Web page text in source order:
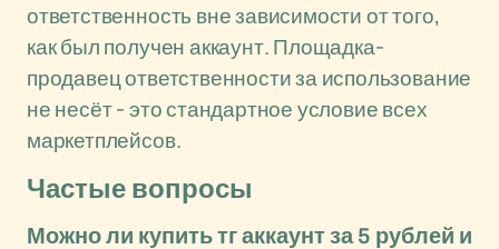
ответственность вне зависимости от того,
как был получен аккаунт. Площадка-
продавец ответственности за использование
не несёт - это стандартное условие всех
маркетплейсов.
Частые вопросы
Можно ли купить тг аккаунт за 5 рублей и